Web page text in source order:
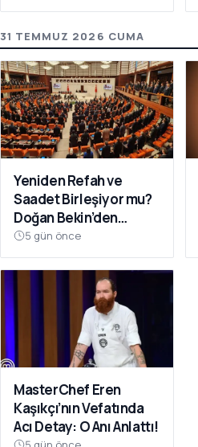
31 TEMMUZ 2026 CUMA
Yeniden Refah ve
Saadet Birleşiyor mu?
Doğan Bekin’den
Açıklama
5 gün önce
MasterChef Eren
Kaşıkçı’nın Vefatında
Acı Detay: O Anı Anlattı!